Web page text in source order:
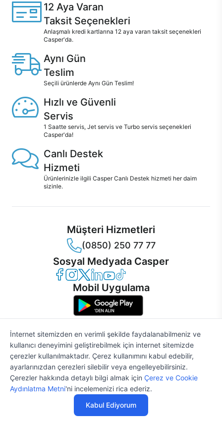
12 Aya Varan
Taksit Seçenekleri
Anlaşmalı kredi kartlarına 12 aya varan taksit seçenekleri
Casper'da.
Aynı Gün
Teslim
Seçili ürünlerde Aynı Gün Teslim!
Hızlı ve Güvenli
Servis
1 Saatte servis, Jet servis ve Turbo servis seçenekleri
Casper'da!
Canlı Destek
Hizmeti
Ürünlerinizle ilgili Casper Canlı Destek hizmeti her daim
sizinle.
Müşteri Hizmetleri
(0850) 250 77 77
Sosyal Medyada Casper
Casper Facebook
Casper Instagram
Casper Twitter
Casper LinkedIn
Casper YouTube
Casper TikTok
Mobil Uygulama
© 2021 - 2026 Casper Bilgisayar Sistemleri A.Ş. Tüm Hakları Saklıdır
KVKK
Çerez Politikası
Bilgi Güvenliği
Bilgi Toplumu Hizmetleri
Mesafeli Satış Sözleşmesi
Aydınlatma Metni
İnternet sitemizden en verimli şekilde faydalanabilmeniz ve
kullanıcı deneyimini geliştirebilmek için internet sitemizde
çerezler kullanılmaktadır. Çerez kullanımını kabul edebilir,
ayarlarınızdan çerezleri silebilir veya engelleyebilirsiniz.
Çerezler hakkında detaylı bilgi almak için Çerez ve Cookie
Aydınlatma Metni'ni incelemenizi rica ederiz.
Kabul Ediyorum